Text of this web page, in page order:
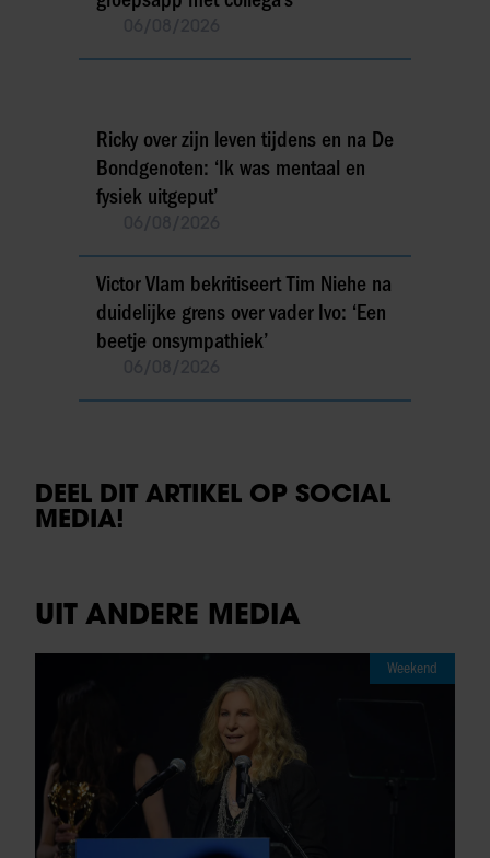
Ricky over zijn leven tijdens en na De
Bondgenoten: ‘Ik was mentaal en
fysiek uitgeput’
Victor Vlam bekritiseert Tim Niehe na
duidelijke grens over vader Ivo: ‘Een
beetje onsympathiek’
DEEL DIT ARTIKEL OP SOCIAL
MEDIA!
UIT ANDERE MEDIA
Weekend